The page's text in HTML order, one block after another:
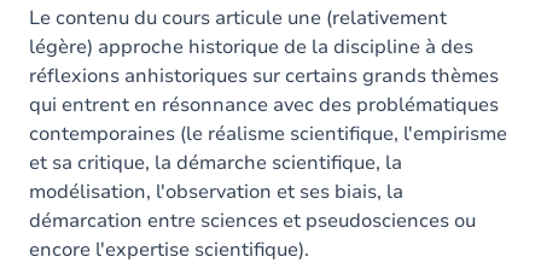
Le contenu du cours articule une (relativement
légère) approche historique de la discipline à des
réflexions anhistoriques sur certains grands thèmes
qui entrent en résonnance avec des problématiques
contemporaines (le réalisme scientifique, l'empirisme
et sa critique, la démarche scientifique, la
modélisation, l'observation et ses biais, la
démarcation entre sciences et pseudosciences ou
encore l'expertise scientifique).